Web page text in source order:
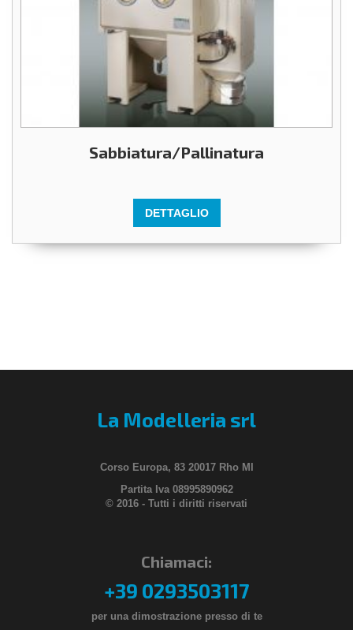
Sabbiatura/Pallinatura
DETTAGLIO
La Modelleria srl
Corso Europa, 83 20017 Rho MI
Partita Iva 08995890962
© 2016 - Tutti i diritti riservati
Chiamaci:
+39 0293503117
per una dimostrazione presso di te